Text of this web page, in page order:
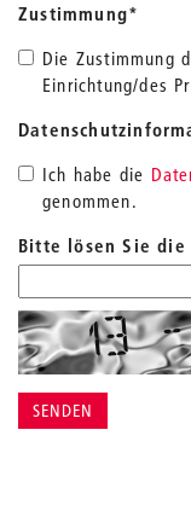
Zustimmung*
Die Zustimmung
Einrichtung/des
Ich habe die
genommen.
Bitte lösen Sie die